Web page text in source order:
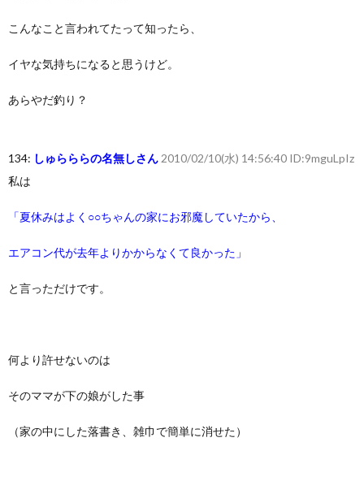
こんなこと言われてたって知ったら、
イヤな気持ちになると思うけど。
あらやだ釣り？
134: しゅらららの名無しさん 2010/02/10(水) 14:56:40 ID:9mguLpIz
私は
「夏休みはよく○○ちゃんの家にお邪魔していたから、
エアコン代が去年よりかからなくて良かった」
と言っただけです。
何より許せないのは
そのママが下の娘がした事
（家の中にした落書き、雑巾で簡単に消せた）